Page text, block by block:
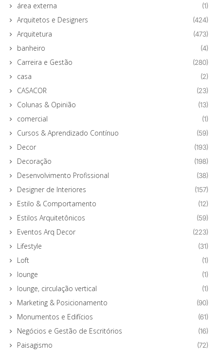
área externa (1)
Arquitetos e Designers (424)
Arquitetura (473)
banheiro (4)
Carreira e Gestão (280)
casa (2)
CASACOR (23)
Colunas & Opinião (13)
comercial (1)
Cursos & Aprendizado Contínuo (59)
Decor (193)
Decoração (198)
Desenvolvimento Profissional (38)
Designer de Interiores (157)
Estilo & Comportamento (12)
Estilos Arquitetônicos (59)
Eventos Arq Decor (223)
Lifestyle (31)
Loft (1)
lounge (1)
lounge, circulação vertical (1)
Marketing & Posicionamento (90)
Monumentos e Edifícios (61)
Negócios e Gestão de Escritórios (16)
Paisagismo (72)